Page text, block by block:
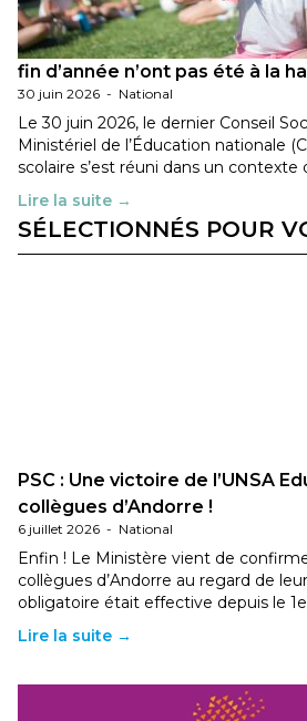
Les décisions ministérielles
fin d’année n’ont pas été à la
30 juin 2026 - National
Le 30 juin 2026, le dernier Conseil
Ministériel de l’Éducation nationale
scolaire s’est réuni dans un contexte
Lire la suite →
SÉLECTIONNÉS POUR
PSC : Une victoire de l’UNSA
collègues d’Andorre !
6 juillet 2026 - National
Enfin ! Le Ministère vient de
collègues d’Andorre au regard de
obligatoire était effective depuis le
Lire la suite →